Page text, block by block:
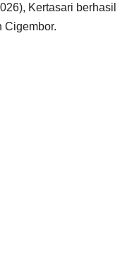
Kertasari berhasil
Cigembor.